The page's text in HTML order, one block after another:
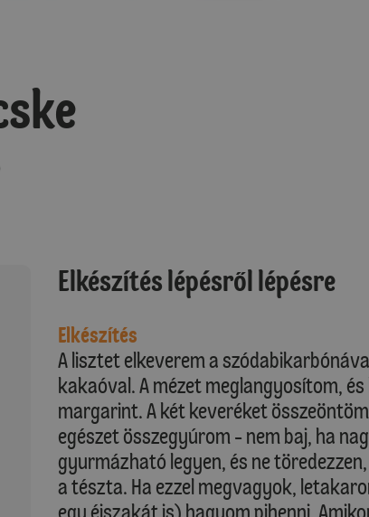
Elkészítés lépésről lépésre
Elkészítés
A lisztet elkeverem a
kakaóval. A mézet meglangyosítom,
margarint. A két keveréket
egészet összegyúrom - nem baj, ha
gyurmázható legyen, és ne
a tészta. Ha ezzel megvagyok,